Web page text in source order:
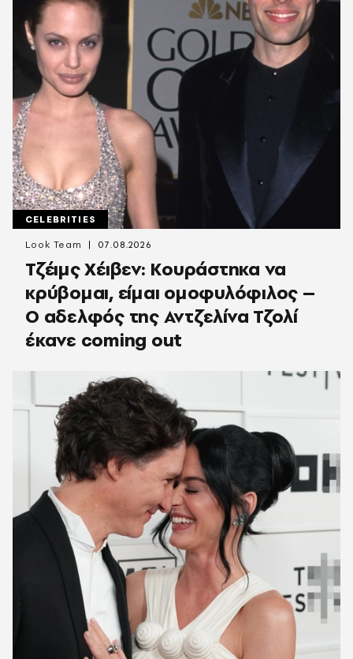
CELEBRITIES
Τζέιμς Χέιβεν: Κουράστηκα να
κρύβομαι, είμαι ομοφυλόφιλος –
Ο αδελφός της Αντζελίνα Τζολί
έκανε coming out
Look Team 07.08.2026